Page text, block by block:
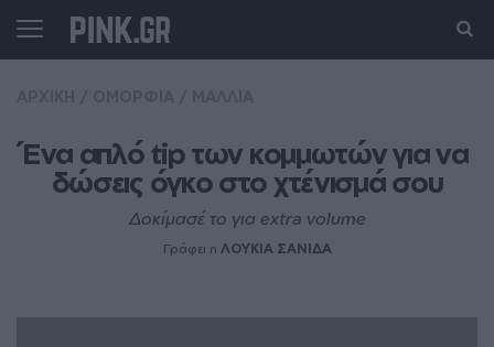
Ένα απλό tip των κομμωτών για να
δώσεις όγκο στο χτένισμά σου
Δοκίμασέ το για extra volume
Γράφει η ΛΟΥΚΙΑ ΣΑΝΙΔΑ